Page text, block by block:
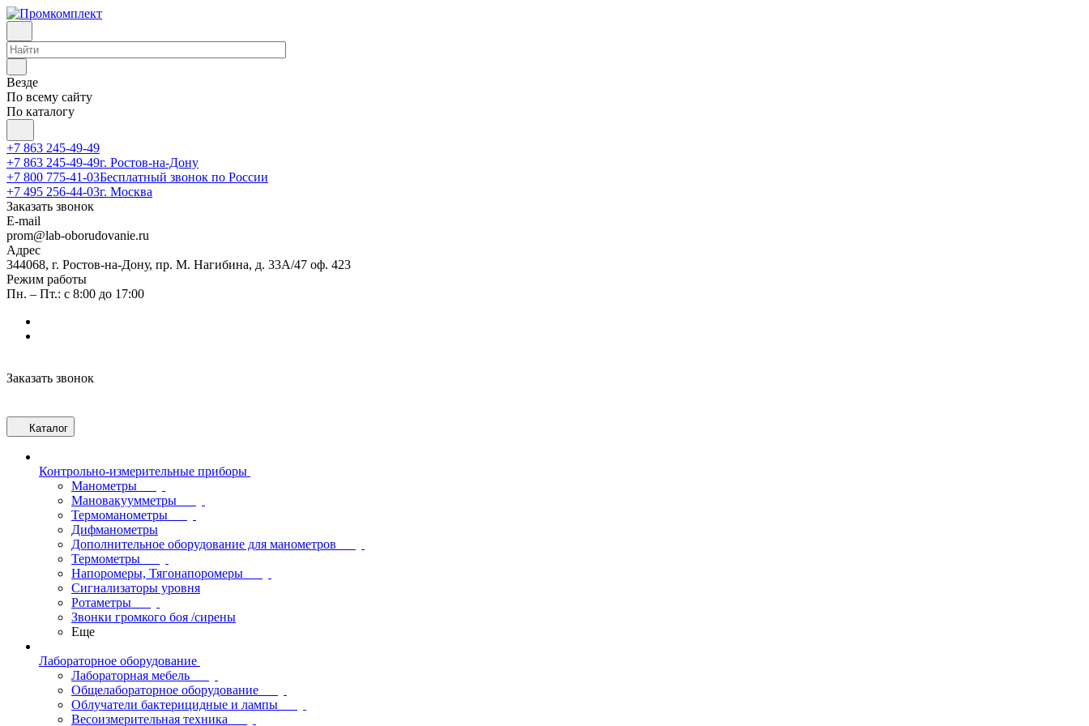
Везде
По всему сайту
По каталогу
+7 863 245-49-49
+7 863 245-49-49г. Ростов-на-Дону
+7 800 775-41-03Бесплатный звонок по России
+7 495 256-44-03г. Москва
Заказать звонок
E-mail
prom@lab-oborudovanie.ru
Адрес
344068, г. Ростов-на-Дону, пр. М. Нагибина, д. 33А/47 оф. 423
Режим работы
Пн. – Пт.: с 8:00 до 17:00
Заказать звонок
Каталог
Контрольно-измерительные приборы
Манометры
Мановакуумметры
Термоманометры
Дифманометры
Дополнительное оборудование для манометров
Термометры
Напоромеры, Тягонапоромеры
Сигнализаторы уровня
Ротаметры
Звонки громкого боя /сирены
Еще
Лабораторное оборудование
Лабораторная мебель
Общелабораторное оборудование
Облучатели бактерицидные и лампы
Весоизмерительная техника